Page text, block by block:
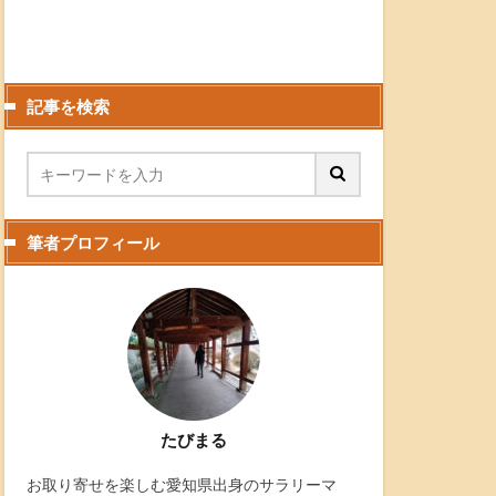
記事を検索
筆者プロフィール
たびまる
お取り寄せを楽しむ愛知県出身のサラリーマ